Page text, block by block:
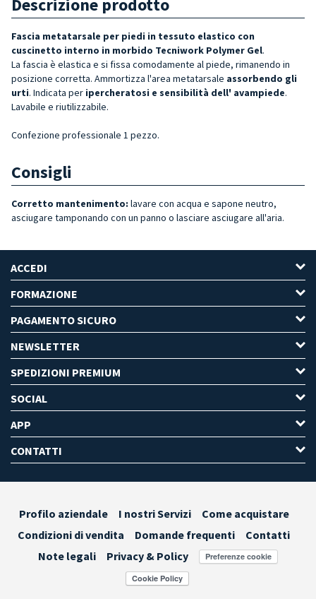
Fascia metatarsale per piedi in tessuto elastico con
cuscinetto interno in morbido Tecniwork Polymer Gel.
La fascia è elastica e si fissa comodamente al piede, rimanendo in
posizione corretta. Ammortizza l'area metatarsale assorbendo gli
urti. Indicata per ipercheratosi e sensibilità dell' avampiede.
Lavabile e riutilizzabile.
Confezione professionale 1 pezzo.
Consigli
Corretto mantenimento: lavare con acqua e sapone neutro,
asciugare tamponando con un panno o lasciare asciugare all'aria.
ACCEDI
FORMAZIONE
PAGAMENTO SICURO
NEWSLETTER
SPEDIZIONI PREMIUM
SOCIAL
APP
CONTATTI
Profilo aziendale I nostri Servizi
Come acquistare
Condizioni di vendita
Domande frequenti
Contatti
Note legali
Privacy & Policy Preferenze cookie